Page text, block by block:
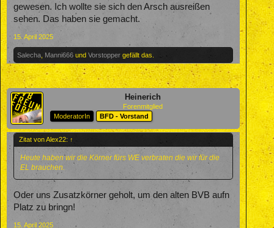
gewesen. Ich wollte sie sich den Arsch ausreißen
sehen. Das haben sie gemacht.
15. April 2025
Salecha Manni666 und Vorstopper gefällt das.
Heinerich
Forenmitglied
ModeratorIn
BFD - Vorstand
Zitat von Alex22: ↑
Heute haben wir die Körner fürs WE verbraten die wir für die
EL brauchen.
Oder uns Zusatzkörner geholt, um den alten BVB aufn
Platz zu bringn!
15. April 2025